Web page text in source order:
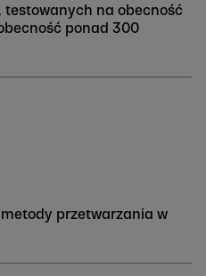
na obecność
ponad 300
przetwarzania w